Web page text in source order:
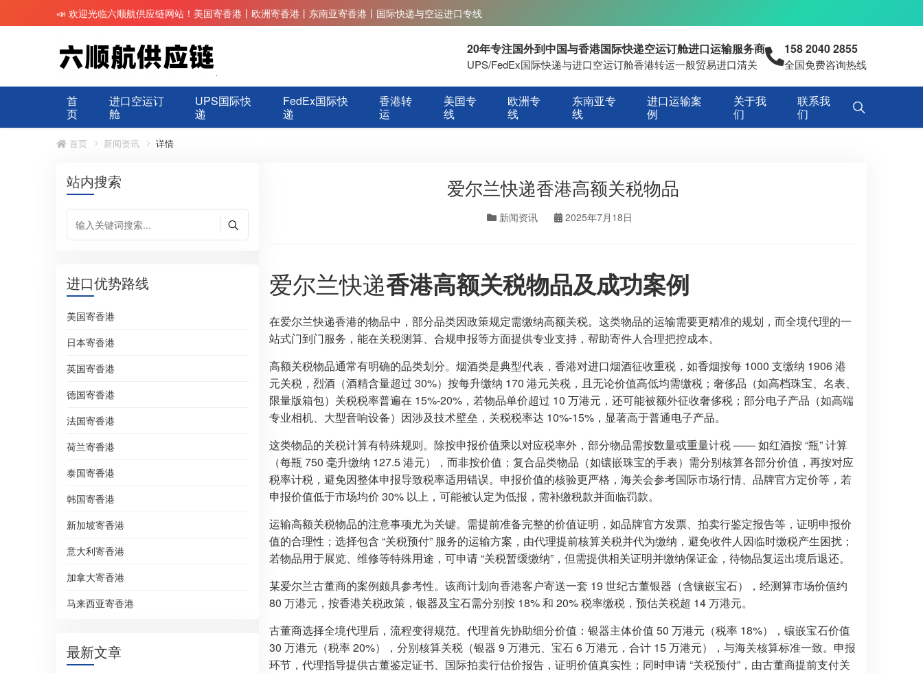
📣 欢迎光临六顺航供应链网站！美国寄香港丨欧洲寄香港丨东南亚寄香港丨国际快递与空运进口专线
20年专注国外到中国与香港国际快递空运订舱进口运输服务商
UPS/FedEx国际快递与进口空运订舱香港转运一般贸易进口清关
158 2040 2855
全国免费咨询热线
首
页
进口空运订
舱
UPS国际快
递
FedEx国际快
递
香港转
运
美国专
线
欧洲专
线
东南亚专
线
进口运输案
例
关于我
们
联系我
们
首页 新闻资讯 详情
站内搜索
进口优势路线
美国寄香港
日本寄香港
英国寄香港
德国寄香港
法国寄香港
荷兰寄香港
泰国寄香港
韩国寄香港
新加坡寄香港
意大利寄香港
加拿大寄香港
马来西亚寄香港
最新文章
爱尔兰快递香港高额关税物品
新闻资讯 2025年7月18日
爱尔兰快递香港高额关税物品及成功案例
在爱尔兰快递香港的物品中，部分品类因政策规定需缴纳高额关税。这类物品的运输需要更精准的规划，而全境代理的一
站式门到门服务，能在关税测算、合规申报等方面提供专业支持，帮助寄件人合理把控成本。
高额关税物品通常有明确的品类划分。烟酒类是典型代表，香港对进口烟酒征收重税，如香烟按每 1000 支缴纳 1906 港
元关税，烈酒（酒精含量超过 30%）按每升缴纳 170 港元关税，且无论价值高低均需缴税；奢侈品（如高档珠宝、名表、
限量版箱包）关税税率普遍在 15%-20%，若物品单价超过 10 万港元，还可能被额外征收奢侈税；部分电子产品（如高端
专业相机、大型音响设备）因涉及技术壁垒，关税税率达 10%-15%，显著高于普通电子产品。
这类物品的关税计算有特殊规则。除按申报价值乘以对应税率外，部分物品需按数量或重量计税 —— 如红酒按 “瓶” 计算
（每瓶 750 毫升缴纳 127.5 港元），而非按价值；复合品类物品（如镶嵌珠宝的手表）需分别核算各部分价值，再按对应
税率计税，避免因整体申报导致税率适用错误。申报价值的核验更严格，海关会参考国际市场行情、品牌官方定价等，若
申报价值低于市场均价 30% 以上，可能被认定为低报，需补缴税款并面临罚款。
运输高额关税物品的注意事项尤为关键。需提前准备完整的价值证明，如品牌官方发票、拍卖行鉴定报告等，证明申报价
值的合理性；选择包含 “关税预付” 服务的运输方案，由代理提前核算关税并代为缴纳，避免收件人因临时缴税产生困扰；
若物品用于展览、维修等特殊用途，可申请 “关税暂缓缴纳”，但需提供相关证明并缴纳保证金，待物品复运出境后退还。
某爱尔兰古董商的案例颇具参考性。该商计划向香港客户寄送一套 19 世纪古董银器（含镶嵌宝石），经测算市场价值约
80 万港元，按香港关税政策，银器及宝石需分别按 18% 和 20% 税率缴税，预估关税超 14 万港元。
古董商选择全境代理后，流程变得规范。代理首先协助细分价值：银器主体价值 50 万港元（税率 18%），镶嵌宝石价值
30 万港元（税率 20%），分别核算关税（银器 9 万港元、宝石 6 万港元，合计 15 万港元），与海关核算标准一致。申报
环节，代理指导提供古董鉴定证书、国际拍卖行估价报告，证明价值真实性；同时申请 “关税预付”，由古董商提前支付关